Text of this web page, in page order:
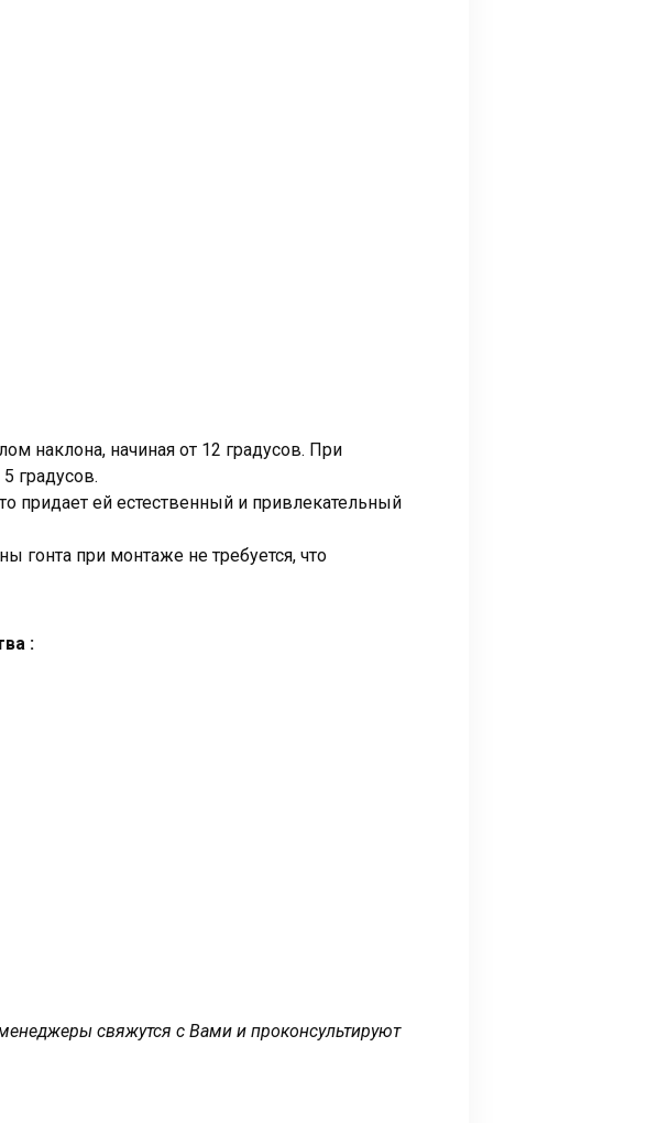
наклона, начиная от 12 градусов. При
градусов.
придает ей естественный и привлекательный
гонта при монтаже не требуется, что
:
свяжутся с Вами и проконсультируют